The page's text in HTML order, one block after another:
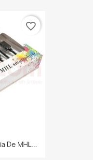
De MHL...
favorite_border